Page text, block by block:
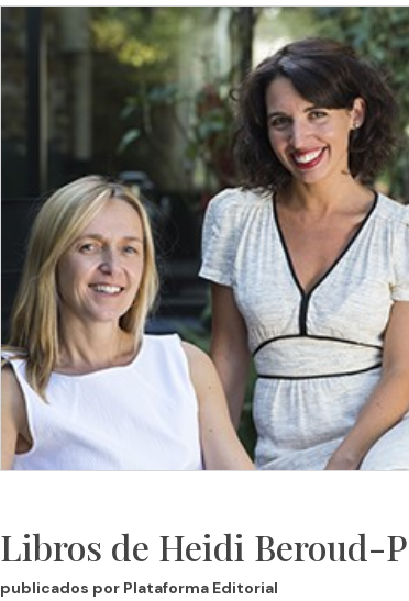
Libros de Heidi Beroud-
publicados por Plataforma Editorial